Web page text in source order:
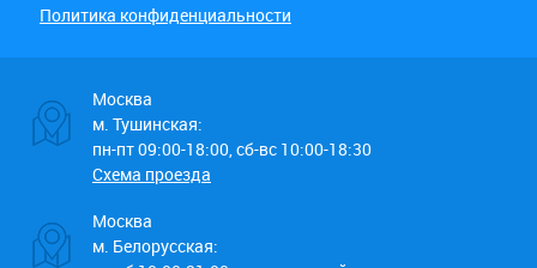
Политика конфиденциальности
Москва
м. Тушинская:
пн-пт 09:00-18:00, сб-вс 10:00-18:30
Схема проезда
Москва
м. Белорусская: